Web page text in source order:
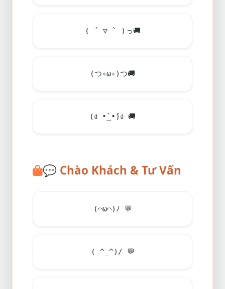
( ´ ▽ ` )っ🚚
(つ✧ω✧)つ🚚
(ง •̀_•́)ง 🚚
💬 Chào Khách & Tư Vấn
(⌒ω⌒)ﾉ 💬
( ^_^)/ 💬